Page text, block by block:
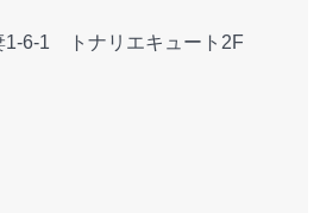
1-6-1 トナリエキュート2F